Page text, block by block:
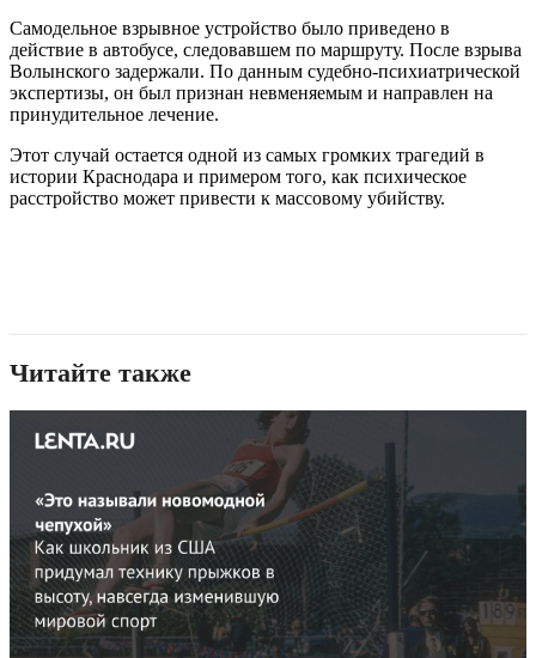
Самодельное взрывное устройство было приведено в
действие в автобусе, следовавшем по маршруту. После взрыва
Волынского задержали. По данным судебно-психиатрической
экспертизы, он был признан невменяемым и направлен на
принудительное лечение.
Этот случай остается одной из самых громких трагедий в
истории Краснодара и примером того, как психическое
расстройство может привести к массовому убийству.
Читайте также